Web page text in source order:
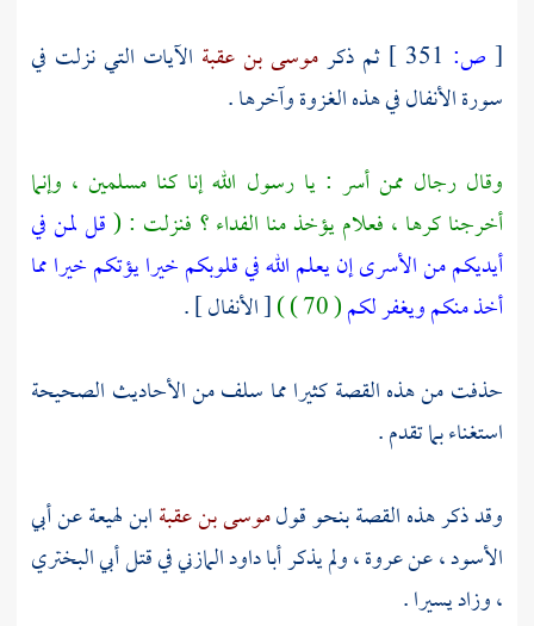
[ ص: ثم ذكرموسى بن عقبة الآيات التي نزلت في
سورة الأنفال في هذه الغزوة وآخرها .
وقال رجال ممن أسر : يا رسول الله إنا كنا مسلمين ، وإنما
أخرجنا كرها ، فعلام يؤخذ منا الفداء ؟ فنزلت : (قل لمن في
أيديكم من الأسرى إن يعلم الله في قلوبكم خيرا يؤتكم خيرا مما
أخذ منكم ويغفر لكم( 70 ) )
[ الأنفال ] .
حذفت من هذه القصة كثيرا مما سلف من الأحاديث الصحيحة
استغناء بما تقدم .
وقد ذكر هذه القصة بنحو قولموسى بن عقبةابن لهيعةعنأبي
الأسود ،عنعروة ،ولم يذكرأبا داود المازنيفي قتلأبي البختري
،وزاد يسيرا .